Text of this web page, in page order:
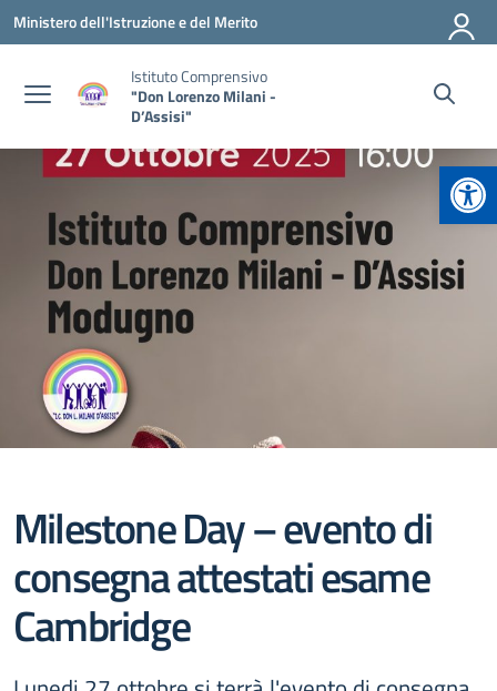
Vai ai contenuti
Vai al menu di navigazione
Vai al footer
Ministero dell'Istruzione e del Merito
Istituto Comprensivo
"Don Lorenzo Milani -
D’Assisi"
Milestone Day – evento di
consegna attestati esame
Cambridge